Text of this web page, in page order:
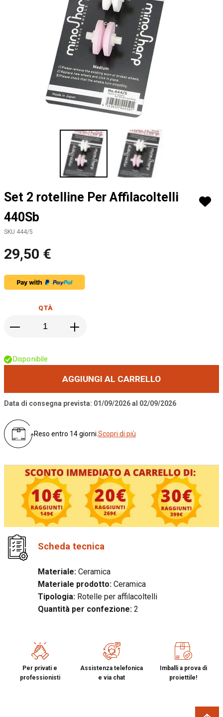
Set 2 rotelline Per Affilacoltelli
440Sb
SKU 444/5
all'inizio
galleria
di
29,50 €
QTÀ
AGGIUNGI AL CARRELLO
Disponibile
Data di consegna prevista: 01/09/2026 al 02/09/2026
Reso entro 14 giorni.Scopri di più
Scheda tecnica
Materiale: Ceramica
Materiale prodotto: Ceramica
Tipologia: Rotelle per affilacoltelli
Quantità per confezione: 2
Per privati e
professionisti
Assistenza telefonica
e via chat
Imballi a prova di
proiettile!